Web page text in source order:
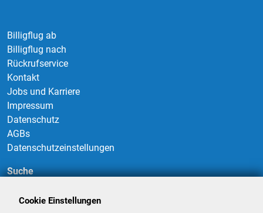
Billigflug ab
Billigflug nach
Rückrufservice
Kontakt
Jobs und Karriere
Impressum
Datenschutz
AGBs
Datenschutzeinstellungen
Suche
Cookie Einstellungen